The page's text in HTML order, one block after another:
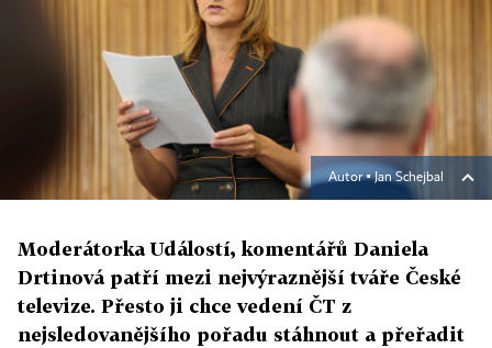
Autor ▪Jan Schejbal
Moderátorka Událostí, komentářů Daniela
Drtinová patří mezi nejvýraznější tváře České
televize. Přesto ji chce vedení ČT z
nejsledovanějšího pořadu stáhnout a přeřadit